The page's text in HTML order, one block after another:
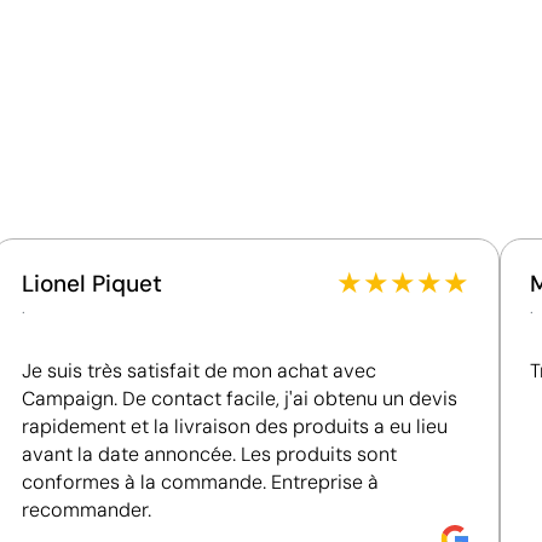
Lionel Piquet
.
★★★★★
Je suis très satisfait de mon achat avec
Campaign. De contact facile, j'ai obtenu un devis
rapidement et la livraison des produits a eu lieu
avant la date annoncée. Les produits sont
conformes à la commande. Entreprise à
recommander.
.